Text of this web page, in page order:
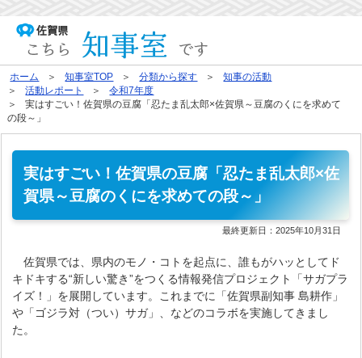
ホーム 知事室TOP 分類から探す
知事の活動
活動レポート
令和7年度
実はすごい！佐賀県の豆腐「忍たま乱太郎×佐賀県～豆腐のくにを求めて
の段～」
実はすごい！佐賀県の豆腐「忍たま乱太郎×佐
賀県～豆腐のくにを求めての段～」
最終更新日：2025年10月31日
佐賀県では、県内のモノ・コトを起点に、誰もがハッとしてド
キドキする“新しい驚き”をつくる情報発信プロジェクト「サガプラ
イズ！」を展開しています。これまでに「佐賀県副知事 島耕作」
や「ゴジラ対（つい）サガ」、などのコラボを実施してきまし
た。